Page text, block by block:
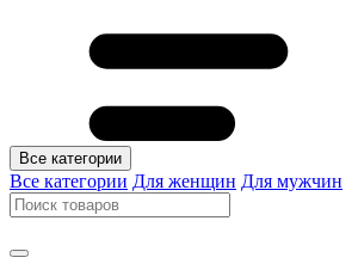
Все категории
Все категории Для женщин Для мужчин